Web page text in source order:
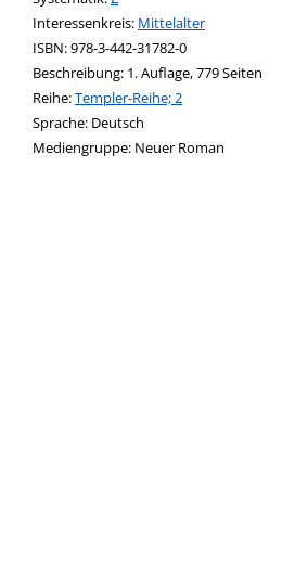
Interessenkreis: Suche nach diesem
Mittelalter
ISBN:978-3-442-31782-0
Beschreibung: 1. Auflage, 779 Seiten
Reihe:Templer-Reihe; 2
Suche nach dieser Beteiligten Person
Sprache: Deutsch
Mediengruppe: Neuer Roman